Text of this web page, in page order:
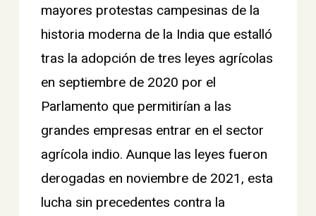
mayores protestas campesinas de la
historia moderna de la India que estalló
tras la adopción de tres leyes agrícolas
en septiembre de 2020 por el
Parlamento que permitirían a las
grandes empresas entrar en el sector
agrícola indio. Aunque las leyes fueron
derogadas en noviembre de 2021, esta
lucha sin precedentes contra la